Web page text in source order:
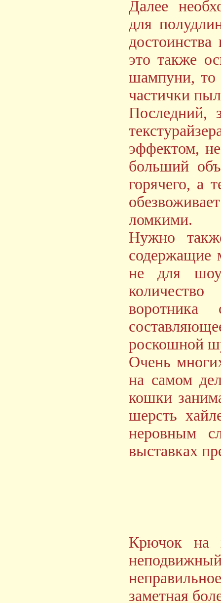
Далее
для
это также
шампуни, то
частички
Последний,
эффектом,
больший
горячего, а
ломкими.
Нужно
содержащие
не для шоу-
воротника
роскошной
Очень
на самом
кошки
шерсть
неровным
выставках
Крючок на
заметная